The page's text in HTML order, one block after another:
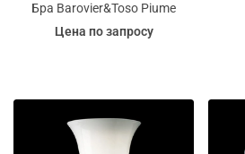
Бра Barovier&Toso Piume
Цена по запросу